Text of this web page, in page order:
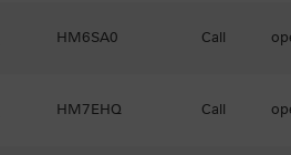
HM6SA0 Call
HM7EHQ Call